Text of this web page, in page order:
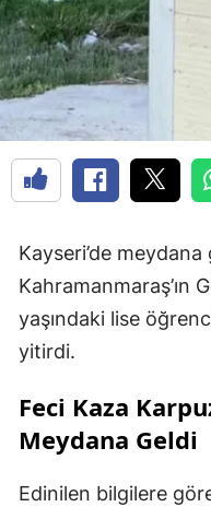
Kayseri’de
Kahramanmaraş’ın
yaşındaki lise
yitirdi.
Feci Kaza
Meydana Geldi
Edinilen bilgilere